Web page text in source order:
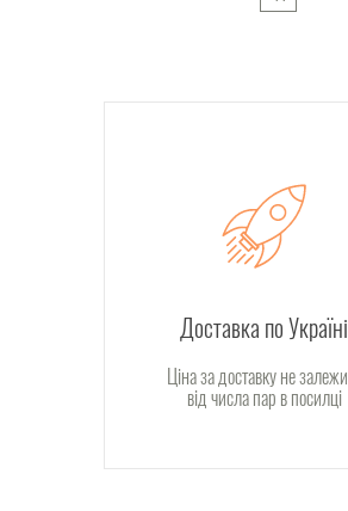
Доставка по Україні
Ціна за доставку не
від числа пар в посилці